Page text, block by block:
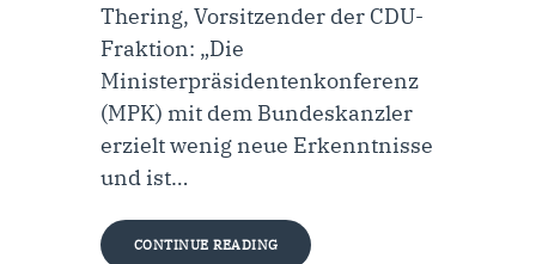
Thering, Vorsitzender der CDU-
Fraktion: „Die
Ministerpräsidentenkonferenz
(MPK) mit dem Bundeskanzler
erzielt wenig neue Erkenntnisse
und ist…
CONTINUE READING